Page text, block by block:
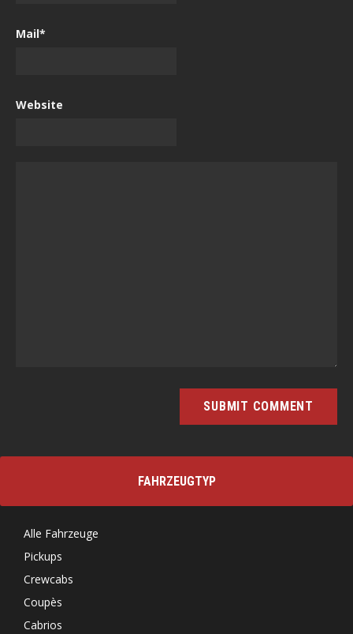
Mail*
Website
FAHRZEUGTYP
Alle Fahrzeuge
Pickups
Crewcabs
Coupès
Cabrios